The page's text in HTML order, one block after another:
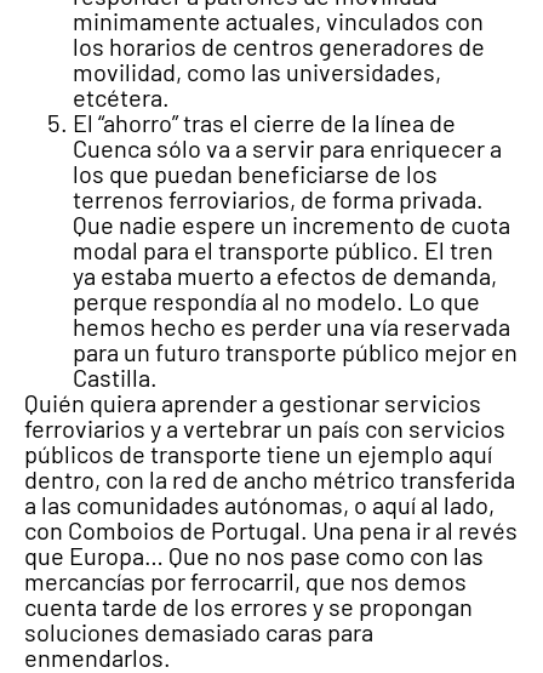
minimamente actuales, vinculados con
los horarios de centros generadores de
movilidad, como las universidades,
etcétera.
El “ahorro” tras el cierre de la línea de
Cuenca sólo va a servir para enriquecer a
los que puedan beneficiarse de los
terrenos ferroviarios, de forma privada.
Que nadie espere un incremento de cuota
modal para el transporte público. El tren
ya estaba muerto a efectos de demanda,
perque respondía al no modelo. Lo que
hemos hecho es perder una vía reservada
para un futuro transporte público mejor en
Castilla.
Quién quiera aprender a gestionar servicios
ferroviarios y a vertebrar un país con servicios
públicos de transporte tiene un ejemplo aquí
dentro, con la red de ancho métrico transferida
a las comunidades autónomas, o aquí al lado,
con Comboios de Portugal. Una pena ir al revés
que Europa… Que no nos pase como con las
mercancías por ferrocarril, que nos demos
cuenta tarde de los errores y se propongan
soluciones demasiado caras para
enmendarlos.